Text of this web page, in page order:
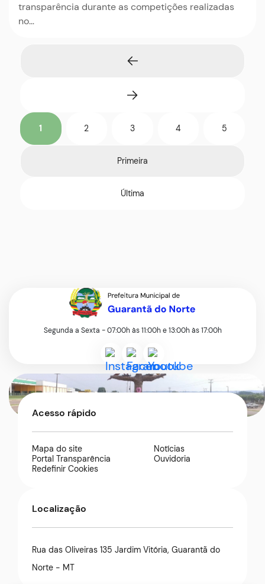
transparência durante as competições realizadas
no…
Primeira
1 2 3 4 5
Última
Segunda a Sexta - 07:00h às 11:00h e 13:00h às 17:00h
Acessar
a
Rede
Instagram
Acessar
a
Rede
Facebook
Acessar
a
Rede
Youtube
Acesso rápido
Mapa do site
Portal Transparência
Redefinir Cookies
Notícias
Ouvidoria
Localização
Rua das Oliveiras 135 Jardim Vitória, Guarantã do
Norte - MT